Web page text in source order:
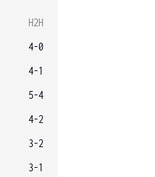
H2H
4-0
4-1
5-4
4-2
3-2
3-1